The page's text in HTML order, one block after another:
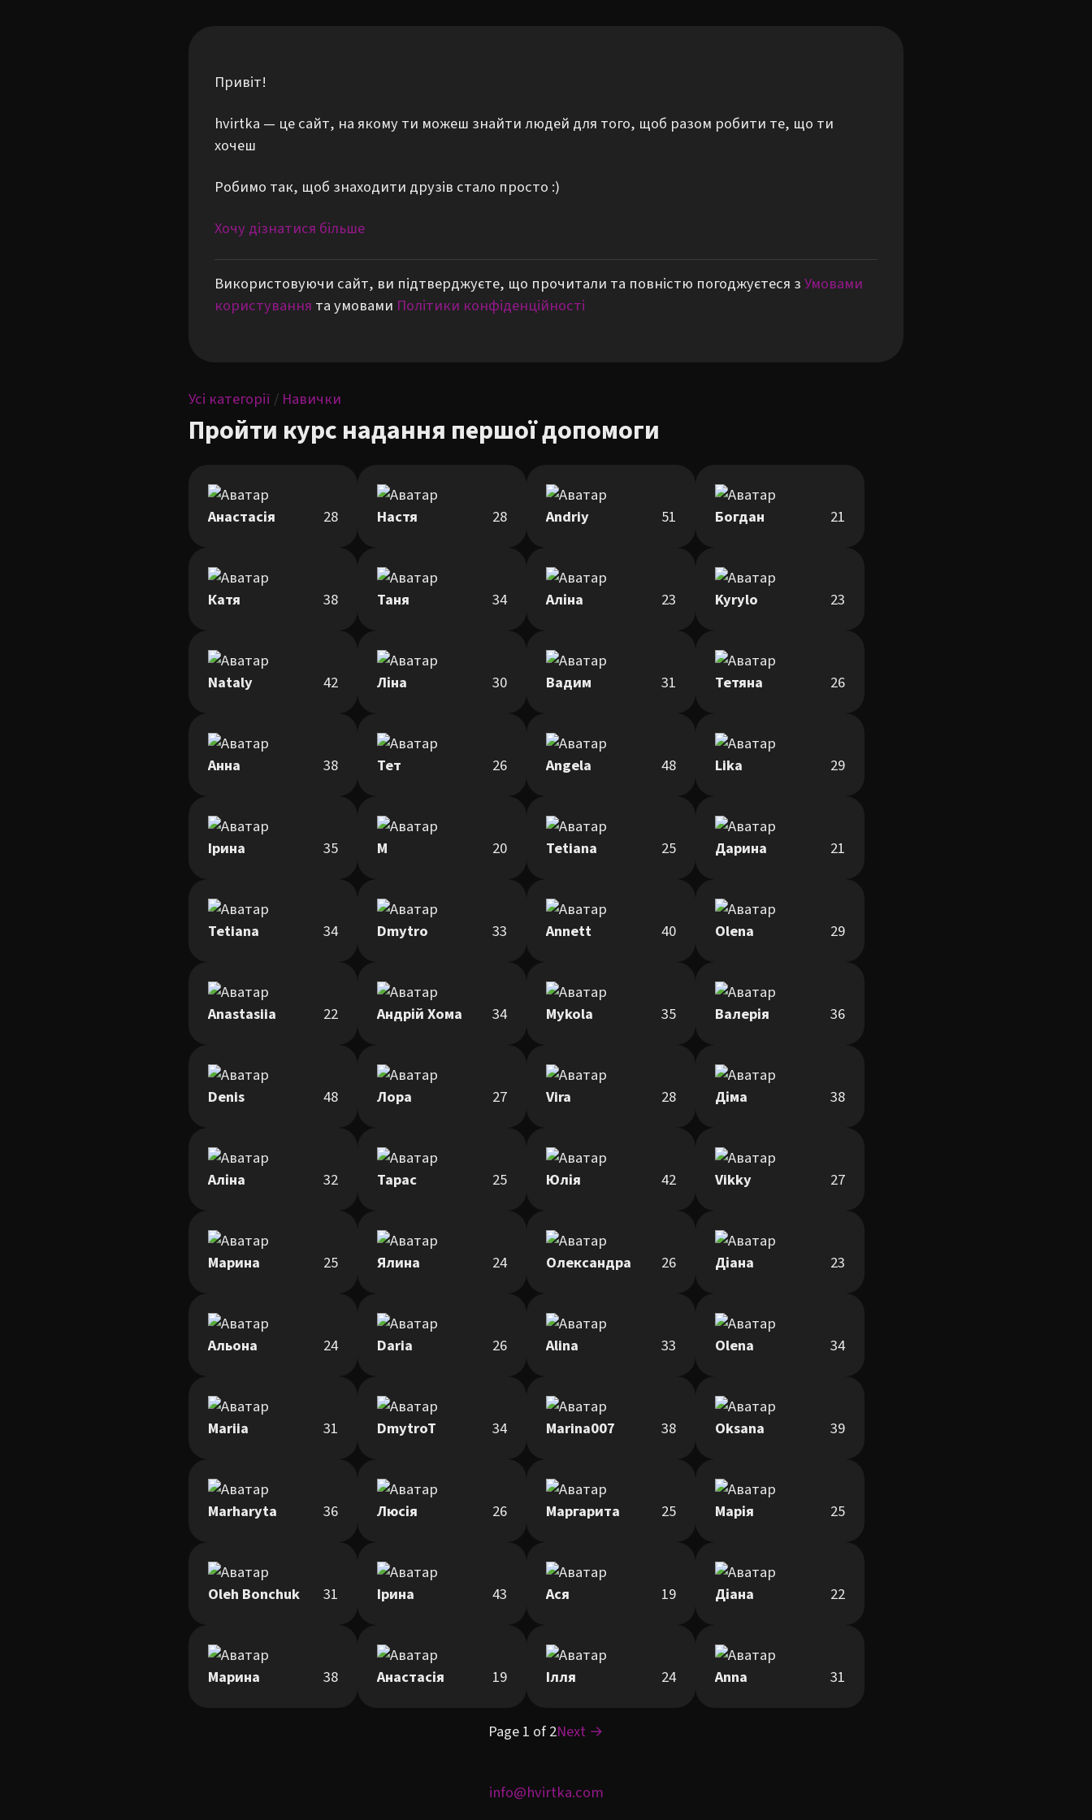
Привіт!
hvirtka — це сайт, на якому ти можеш знайти людей для того, щоб разом робити те, що ти
хочеш
Робимо так, щоб знаходити друзів стало просто :)
Хочу дізнатися більше
Використовуючи сайт, ви підтверджуєте, що прочитали та повністю погоджуєтеся зУмовами
користування та умовами Політики конфіденційності
Усі категорії / Навички
Пройти курс надання першої допомоги
Анастасія 28 Настя 28 Andriy 51 Богдан 21
Катя 38 Таня 34 Аліна 23 Kyrylo 23
Nataly 42 Ліна 30 Вадим 31 Тетяна 26
Анна 38 Тет 26 Angela 48 Lika 29
Ірина 35 М 20 Tetiana 25 Дарина 21
Tetiana 34 Dmytro 33 Annett 40 Olena 29
Anastasiia 22 Андрій Хома 34 Mykola 35 Валерія 36
Denis 48 Лора 27 Vira 28 Діма 38
Аліна 32 Тарас 25 Юлія 42 Vikky 27
Марина 25 Ялина 24 Олександра 26 Діана 23
Альона 24 Daria 26 Alina 33 Olena 34
Mariia 31 DmytroT 34 Marina007 38 Oksana 39
Marharyta 36 Люсія 26 Маргарита 25 Марія 25
Oleh Bonchuk 31 Ірина 43 Ася 19 Діана 22
Марина 38 Анастасія 19 Ілля 24 Anna 31
Page 1 of 2Next →
info@hvirtka.com